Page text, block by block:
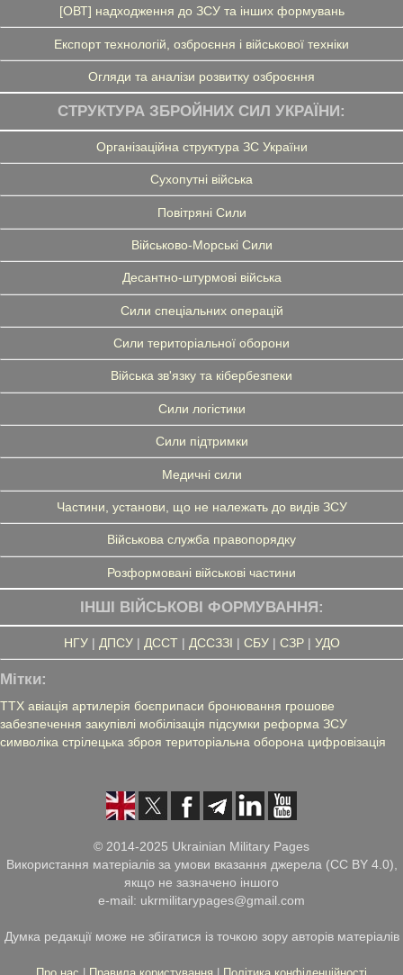
[ОВТ] надходження до ЗСУ та інших формувань
Експорт технологій, озброєння і військової техніки
Огляди та аналізи розвитку озброєння
СТРУКТУРА ЗБРОЙНИХ СИЛ УКРАЇНИ:
Організаційна структура ЗС України
Сухопутні війська
Повітряні Сили
Військово-Морські Сили
Десантно-штурмові війська
Сили спеціальних операцій
Сили територіальної оборони
Війська зв'язку та кібербезпеки
Сили логістики
Сили підтримки
Медичні сили
Частини, установи, що не належать до видів ЗСУ
Військова служба правопорядку
Розформовані військові частини
ІНШІ ВІЙСЬКОВІ ФОРМУВАННЯ:
НГУ| ДПСУ| ДССТ| ДССЗЗІ | СБУ| СЗР| УДО
Мітки:
ТТХ авіація артилерія боєприпаси бронювання грошове
забезпечення закупівлі мобілізація підсумки реформа ЗСУ
символіка стрілецька зброя територіальна оборона цифровізація
© 2014-2025 Ukrainian Military Pages
Використання матеріалів за умови вказання джерела (CC BY 4.0),
якщо не зазначено іншого
e-mail: ukrmilitarypages@gmail.com
Думка редакції може не збігатися із точкою зору авторів матеріалів